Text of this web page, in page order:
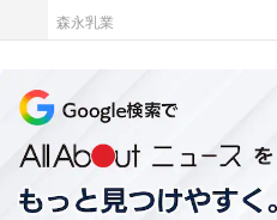
が高く、多くの人が、世の
働くことに意欲的でありつ
自分の能力や性質に適して
仕事がある可能性を10代、
森永乳業